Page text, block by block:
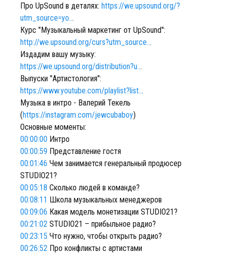
Про UpSound в деталях: https://we.upsound.org/?
utm_source=yo...
Курс "Музыкальный маркетинг от UpSound":
http://we.upsound.org/curs?utm_source...
Издадим вашу музыку:
https://we.upsound.org/distribution?u...
Выпуски "Артистология":
https://www.youtube.com/playlist?list...
Музыка в интро - Валерий Текель
(https://instagram.com/jewcubaboy)
Основные моменты:
00:00:00 Интро
00:00:59 Представление гостя
00:01:46 Чем занимается генеральный продюсер
STUDIO21?
00:05:18 Сколько людей в команде?
00:08:11 Школа музыкальных менеджеров
00:09:06 Какая модель монетизации STUDIO21?
00:21:02 STUDIO21 – прибыльное радио?
00:23:15 Что нужно, чтобы открыть радио?
00:26:52 Про конфликты с артистами